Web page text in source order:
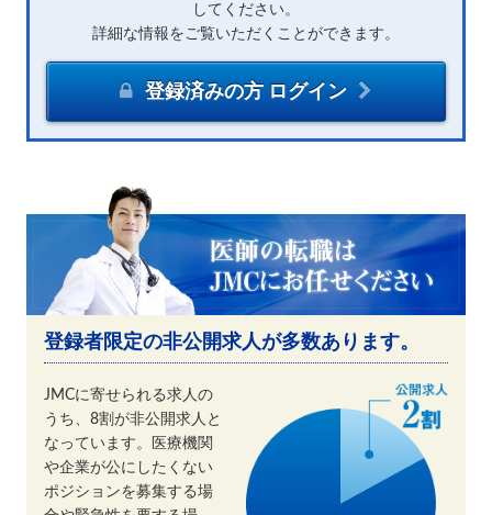
してください。
詳細な情報をご覧いただくことができます。
登録済みの方 ログイン
登録者限定の非公開求人が多数あります。
JMCに寄せられる求人の
うち、8割が非公開求人と
なっています。医療機関
や企業が公にしたくない
ポジションを募集する場